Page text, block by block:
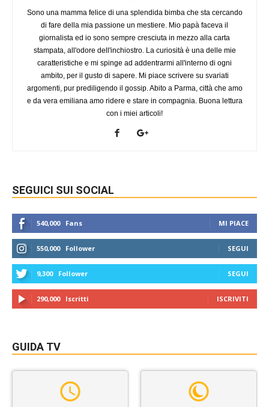
Sono una mamma felice di una splendida bimba che sta cercando
di fare della mia passione un mestiere. Mio papà faceva il
giornalista ed io sono sempre cresciuta in mezzo alla carta
stampata, all'odore dell'inchiostro. La curiosità è una delle mie
caratteristiche e mi spinge ad addentrarmi all'interno di ogni
ambito, per il gusto di sapere. Mi piace scrivere su svariati
argomenti, pur prediligendo il gossip. Abito a Parma, città che amo
e da vera emiliana amo ridere e stare in compagnia. Buona lettura
con i miei articoli!
SEGUICI SUI SOCIAL
540,000 Fans MI PIACE
550,000 Follower SEGUI
9,300 Follower SEGUI
290,000 Iscritti ISCRIVITI
GUIDA TV